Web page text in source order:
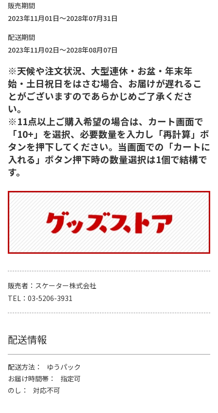
販売期間
2023年11月01日～2028年07月31日
配送期間
2023年11月02日～2028年08月07日
※天候や注文状況、大型連休・お盆・年末年
始・土日祝日をはさむ場合、お届けが遅れるこ
とがございますのであらかじめご了承くださ
い。
※11点以上ご購入希望の場合は、カート画面で
「10+」を選択、必要数量を入力し「再計算」ボ
タンを押下してください。当画面での「カートに
入れる」ボタン押下時の数量選択は1個で結構で
す。
販売者
スケーター株式会社
TEL
03-5206-3931
配送情報
配送方法
ゆうパック
お届け時間帯
指定可
のし
対応不可